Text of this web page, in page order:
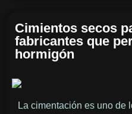
Cimientos secos
fabricantes que
hormigón
La cimentación es uno de